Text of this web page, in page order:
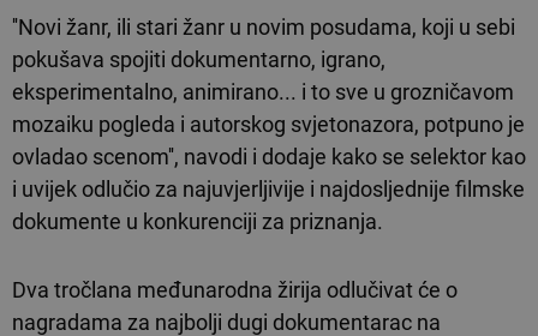
''Novi žanr, ili stari žanr u novim posudama, koji u sebi
pokušava spojiti dokumentarno, igrano,
eksperimentalno, animirano... i to sve u grozničavom
mozaiku pogleda i autorskog svjetonazora, potpuno je
ovladao scenom'', navodi i dodaje kako se selektor kao
i uvijek odlučio za najuvjerljivije i najdosljednije filmske
dokumente u konkurenciji za priznanja.
Dva tročlana međunarodna žirija odlučivat će o
nagradama za najbolji dugi dokumentarac na